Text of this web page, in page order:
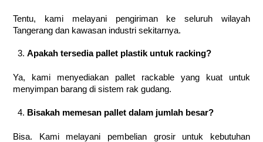
Tentu, kami melayani pengiriman ke seluruh wilayah
Tangerang dan kawasan industri sekitarnya.
Apakah tersedia pallet plastik untuk racking?
Ya, kami menyediakan pallet rackable yang kuat untuk
menyimpan barang di sistem rak gudang.
Bisakah memesan pallet dalam jumlah besar?
Bisa. Kami melayani pembelian grosir untuk kebutuhan